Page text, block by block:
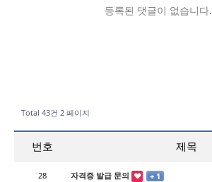
등록된 댓글이 없습니다.
Total 43건 2 페이지
번호 제목
28 자격증 발급 문의 + 1